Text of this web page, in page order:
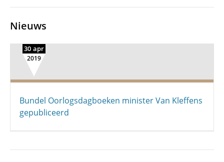
Nieuws
30 apr
2019
Bundel Oorlogsdagboeken minister Van Kleffens
gepubliceerd